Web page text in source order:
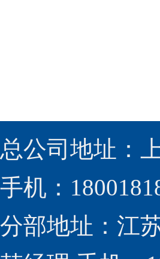
总公司地址：
手机：
分部地址：江